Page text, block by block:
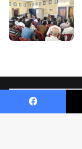
Facebook X